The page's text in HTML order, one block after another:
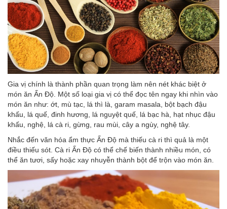
Gia vị chính là thành phần quan trọng làm nên nét khác biệt ở
món ăn Ấn Độ. Một số loại gia vị có thể đọc tên ngay khi nhìn vào
món ăn như: ớt, mù tạc, lá thì là, garam masala, bột bạch đậu
khấu, lá quế, đinh hương, lá nguyệt quế, lá bạc hà, hạt nhục đậu
khấu, nghệ, lá cà ri, gừng, rau mùi, cây a ngùy, nghệ tây.
Nhắc đến văn hóa ẩm thực Ấn Độ mà thiếu cà ri thì quả là một
điều thiếu sót. Cà ri Ấn Độ có thể chế biến thành nhiều món, có
thể ăn tươi, sấy hoặc xay nhuyễn thành bột để trộn vào món ăn.